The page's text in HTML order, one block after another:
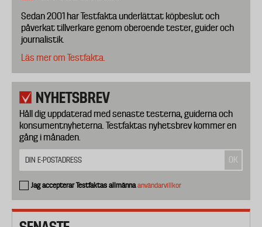
Sedan 2001 har Testfakta underlättat köpbeslut och
påverkat tillverkare genom oberoende tester, guider och
journalistik.
Läs mer om Testfakta.
NYHETSBREV
Håll dig uppdaterad med senaste testerna, guiderna och
konsumentnyheterna. Testfaktas nyhetsbrev kommer en
gång i månaden.
Jag accepterar Testfaktas allmännaanvändarvillkor